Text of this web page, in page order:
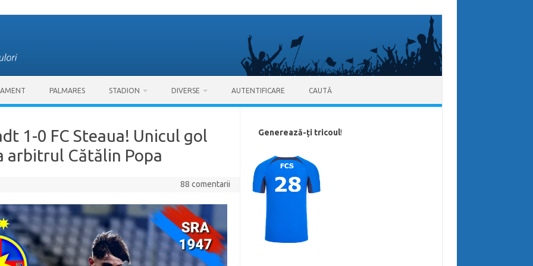
PALMARES STADION DIVERSE AUTENTIFICARE CAUTĂ
1-0 FC Steaua! Unicul gol
arbitrul Cătălin Popa
88 comentarii
Generează-ți tricoul!